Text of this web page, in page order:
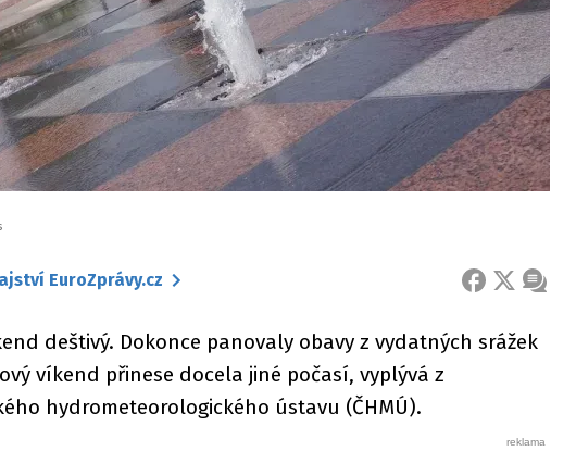
EuroZprávy.cz FACEBOOK
X
deštivý. Dokonce panovaly obavy z vydatných srážek
víkend přinese docela jiné počasí, vyplývá z
hydrometeorologického ústavu (ČHMÚ).